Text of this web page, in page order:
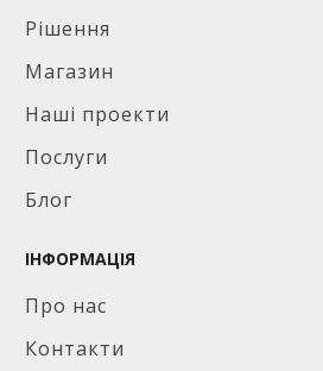
Рішення
Магазин
Наші проекти
Послуги
Блог
ІНФОРМАЦІЯ
Про нас
Контакти